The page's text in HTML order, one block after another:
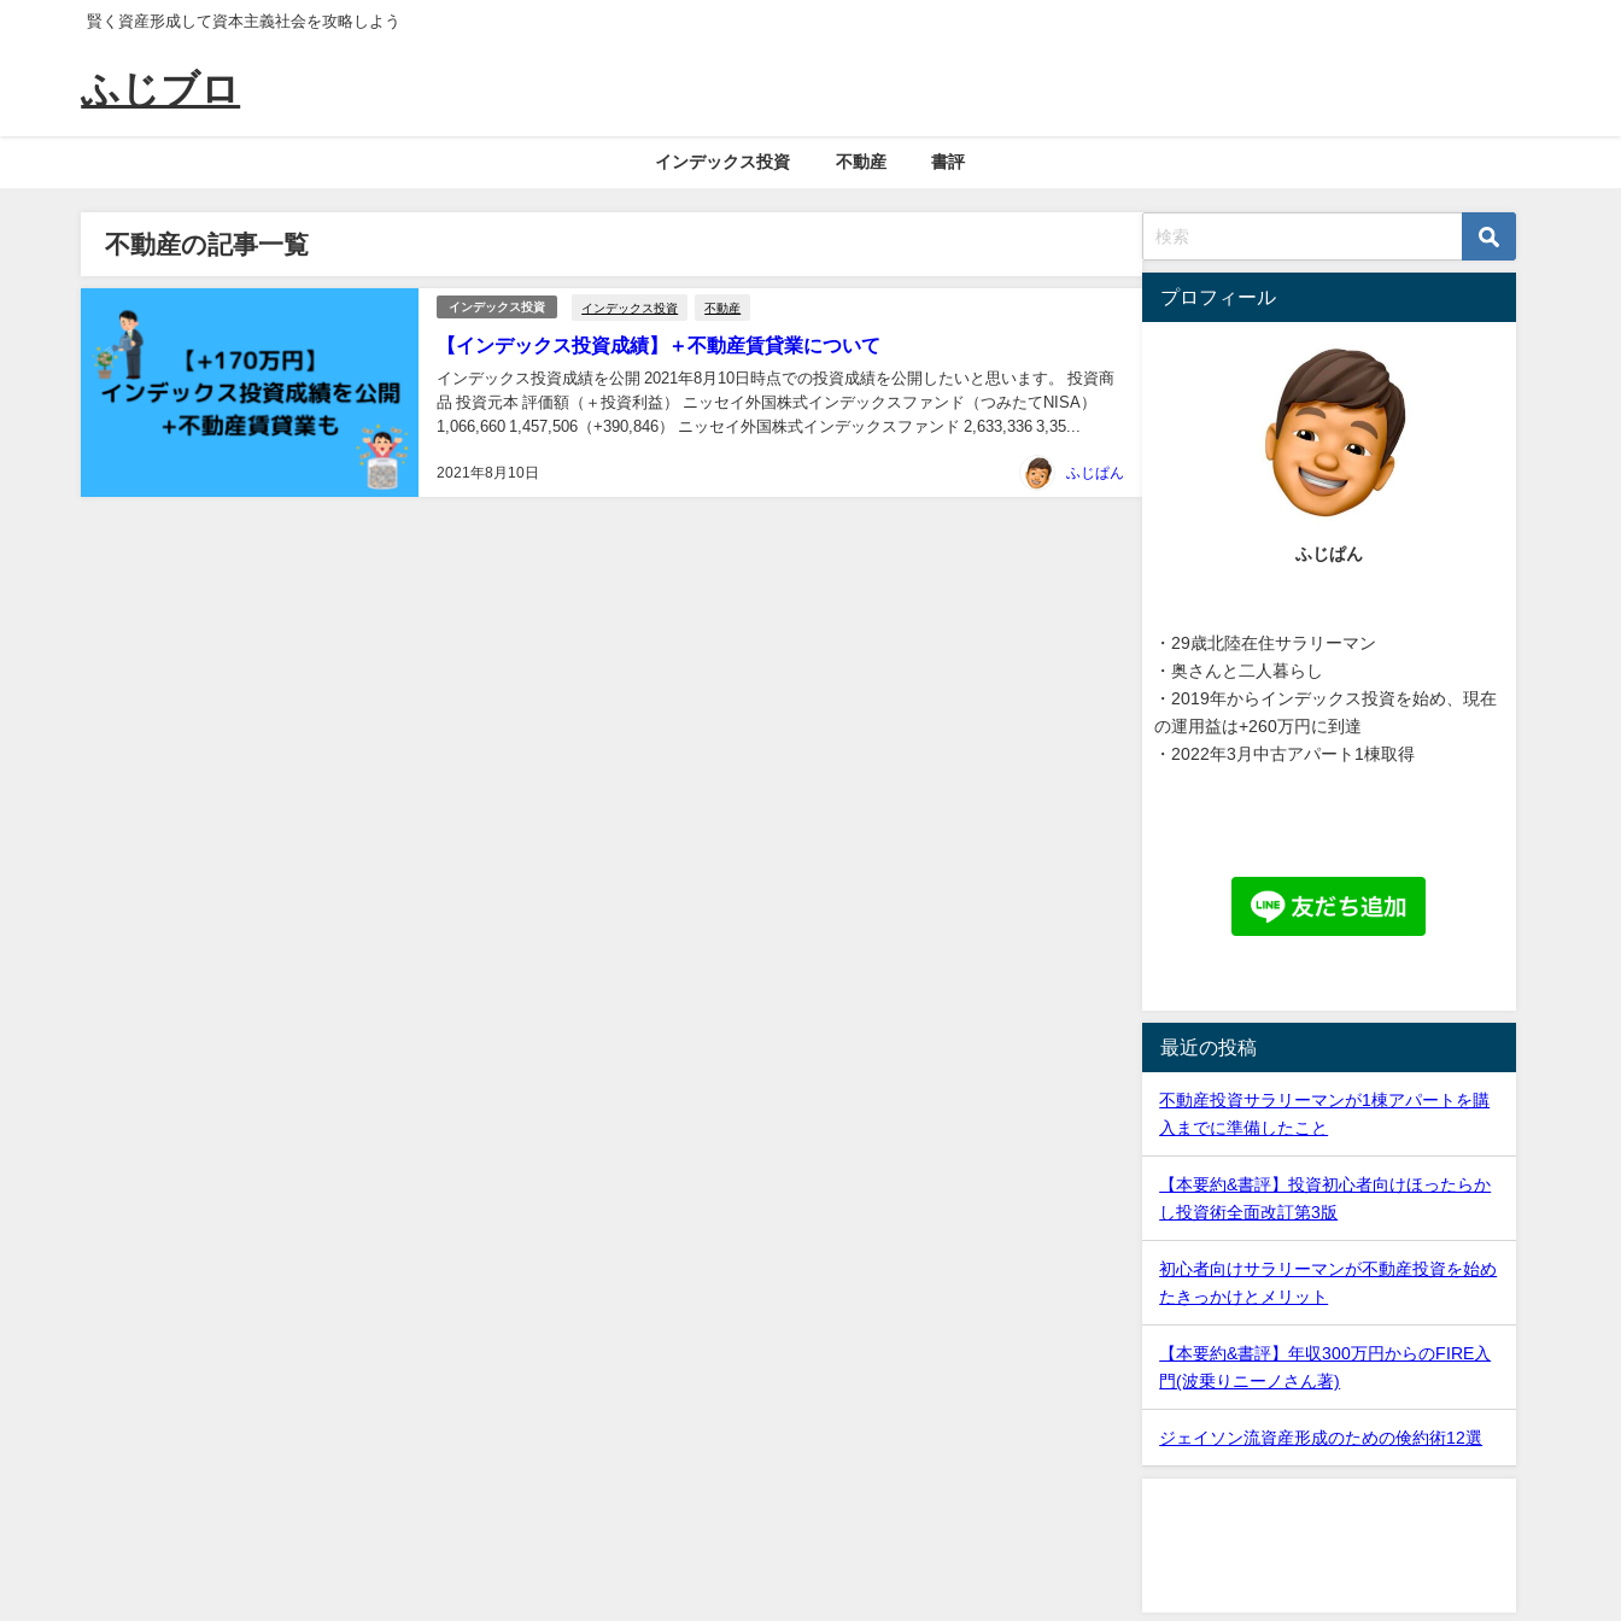
賢く資産形成して資本主義社会を攻略しよう
ふじブロ
インデックス投資 不動産 書評
不動産の記事一覧
インデックス投資 インデックス投資 不動産
【インデックス投資成績】＋不動産賃貸業について
2021年8月10日
インデックス投資成績を公開 2021年8月10日時点での投資成績を公開したいと思います。 投資商
品 投資元本 評価額（＋投資利益） ニッセイ外国株式インデックスファンド（つみたてNISA）
1,066,660 1,457,506（+390,846） ニッセイ外国株式インデックスファンド 2,633,336 3,35...
ふじぱん
プロフィール
ふじぱん
・29歳北陸在住サラリーマン
・奥さんと二人暮らし
・2019年からインデックス投資を始め、現在
の運用益は+260万円に到達
・2022年3月中古アパート1棟取得
最近の投稿
不動産投資サラリーマンが1棟アパートを購
入までに準備したこと
【本要約&書評】投資初心者向けほったらか
し投資術全面改訂第3版
初心者向けサラリーマンが不動産投資を始め
たきっかけとメリット
【本要約&書評】年収300万円からのFIRE入
門(波乗りニーノさん著)
ジェイソン流資産形成のための倹約術12選